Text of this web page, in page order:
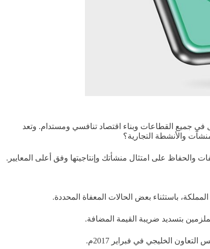
في جميع القطاعات وبناء اقتصاد تنافسي ومستدام. وتعد
والأنشطة التجارية؟
والحفاظ على امتثال منشأتك وإنتاجيتها وفق أعلى المعايير.
بتسديد ضريبة القيمة المضافة.
الخليجي في فبراير 2017م.